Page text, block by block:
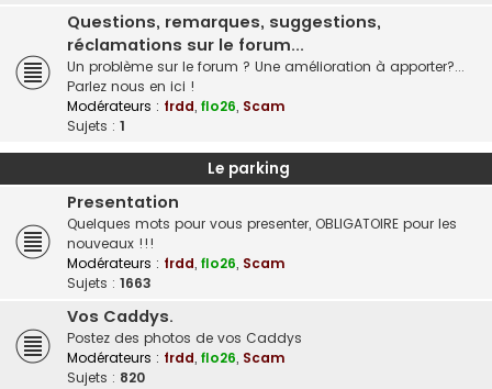
Questions, remarques, suggestions,
réclamations sur le forum...
Un problème sur le forum ? Une amélioration à apporter?...
Parlez nous en ici !
Modérateurs : frdd, flo26, Scam
Sujets : 1
Le parking
Presentation
Quelques mots pour vous presenter, OBLIGATOIRE pour les
nouveaux !!!
Modérateurs : frdd, flo26, Scam
Sujets : 1663
Vos Caddys.
Postez des photos de vos Caddys
Modérateurs : frdd, flo26, Scam
Sujets : 820